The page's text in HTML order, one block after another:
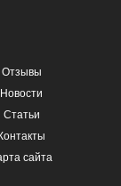
Отзывы
Новости
Статьи
Контакты
сайта